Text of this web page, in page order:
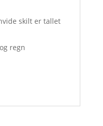
skilt er tallet
regn